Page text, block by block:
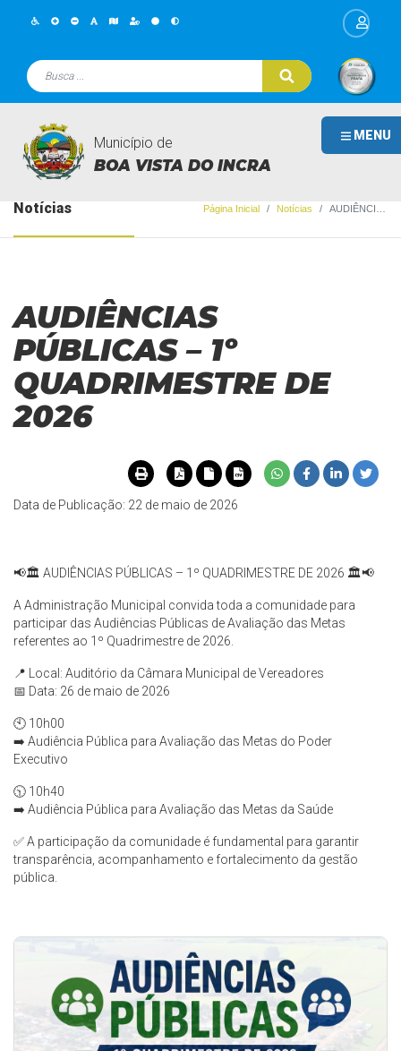
MENU
Município de
BOA VISTA DO INCRA
Notícias Página Inicial Notícias AUDIÊNCIAS PÚBLICAS – 1º QUADRIMESTRE DE 2026
AUDIÊNCIAS
PÚBLICAS – 1º
QUADRIMESTRE DE
2026
Data de Publicação: 22 de maio de 2026
📢🏛️ AUDIÊNCIAS PÚBLICAS – 1º QUADRIMESTRE DE 2026 🏛️📢
A Administração Municipal convida toda a comunidade para
participar das Audiências Públicas de Avaliação das Metas
referentes ao 1º Quadrimestre de 2026.
📍 Local: Auditório da Câmara Municipal de Vereadores
📅 Data: 26 de maio de 2026
🕙 10h00
➡️ Audiência Pública para Avaliação das Metas do Poder
Executivo
🕥 10h40
➡️ Audiência Pública para Avaliação das Metas da Saúde
✅ A participação da comunidade é fundamental para garantir
transparência, acompanhamento e fortalecimento da gestão
pública.